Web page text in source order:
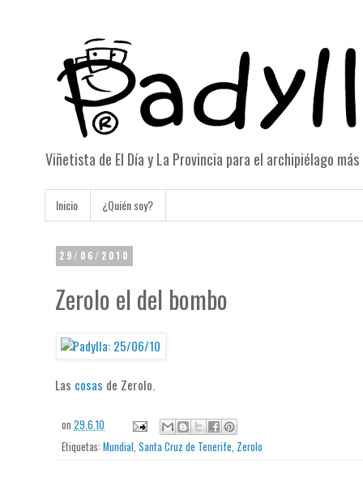
Viñetista de El Día y La Provincia para el archipiélago
Inicio ¿Quién soy?
29/06/2010
Zerolo el del bombo
Las cosas de Zerolo.
on29.6.10
Etiquetas:Mundial,Santa Cruz de Tenerife, Zerolo